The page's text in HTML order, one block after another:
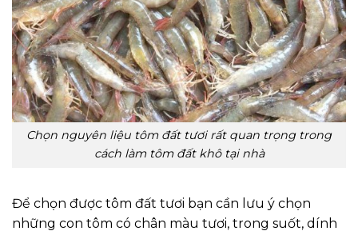
Chọn nguyên liệu tôm đất tươi rất quan trọng trong
cách làm tôm đất khô tại nhà
Để chọn được tôm đất tươi bạn cần lưu ý chọn
những con tôm có chân màu tươi, trong suốt, dính